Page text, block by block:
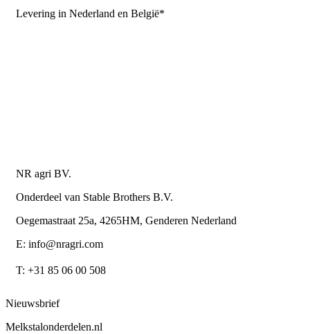
Levering in Nederland en België*
NR agri BV.
Onderdeel van Stable Brothers B.V.
Oegemastraat 25a, 4265HM, Genderen Nederland
E: info@nragri.com
T: +31 85 06 00 508
Nieuwsbrief
Melkstalonderdelen.nl